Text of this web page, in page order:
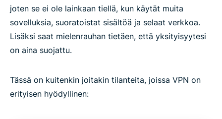
joten se ei ole lainkaan tiellä, kun käytät muita
sovelluksia, suoratoistat sisältöä ja selaat verkkoa.
Lisäksi saat mielenrauhan tietäen, että yksityisyytesi
on aina suojattu.
Tässä on kuitenkin joitakin tilanteita, joissa VPN on
erityisen hyödyllinen: